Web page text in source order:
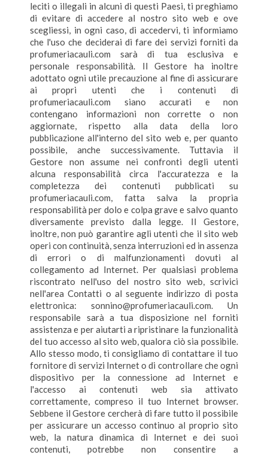
leciti o illegali in alcuni di questi Paesi, ti preghiamo
di evitare di accedere al nostro sito web e ove
scegliessi, in ogni caso, di accedervi, ti informiamo
che l'uso che deciderai di fare dei servizi forniti da
profumeriacauli.com sarà di tua esclusiva e
personale responsabilità. Il Gestore ha inoltre
adottato ogni utile precauzione al fine di assicurare
ai propri utenti che i contenuti di
profumeriacauli.com siano accurati e non
contengano informazioni non corrette o non
aggiornate, rispetto alla data della loro
pubblicazione all'interno del sito web e, per quanto
possibile, anche successivamente. Tuttavia il
Gestore non assume nei confronti degli utenti
alcuna responsabilità circa l'accuratezza e la
completezza dei contenuti pubblicati su
profumeriacauli.com, fatta salva la propria
responsabilità per dolo e colpa grave e salvo quanto
diversamente previsto dalla legge. Il Gestore,
inoltre, non può garantire agli utenti che il sito web
operi con continuità, senza interruzioni ed in assenza
di errori o di malfunzionamenti dovuti al
collegamento ad Internet. Per qualsiasi problema
riscontrato nell'uso del nostro sito web, scrivici
nell'area Contatti o al seguente indirizzo di posta
elettronica: sonnino@profumeriacauli.com. Un
responsabile sarà a tua disposizione nel forniti
assistenza e per aiutarti a ripristinare la funzionalità
del tuo accesso al sito web, qualora ciò sia possibile.
Allo stesso modo, ti consigliamo di contattare il tuo
fornitore di servizi Internet o di controllare che ogni
dispositivo per la connessione ad Internet e
l'accesso ai contenuti web sia attivato
correttamente, compreso il tuo Internet browser.
Sebbene il Gestore cercherà di fare tutto il possibile
per assicurare un accesso continuo al proprio sito
web, la natura dinamica di Internet e dei suoi
contenuti, potrebbe non consentire a